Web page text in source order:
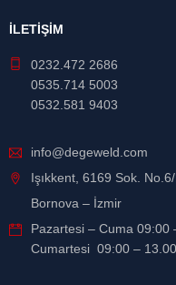
İLETİŞİM
0232.472 2686
0535.714 5003
0532.581 9403
info@degeweld.com
Işıkkent, 6169 Sok.
Bornova – İzmir
Pazartesi – Cuma 09:00
Cumartesi 09:00 – 13.00